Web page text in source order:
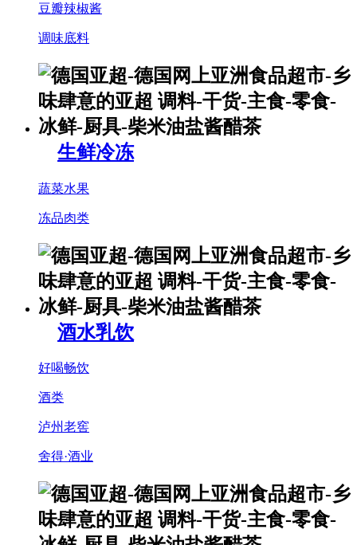
豆瓣辣椒酱
调味底料
生鲜冷冻
蔬菜水果
冻品肉类
酒水乳饮
好喝畅饮
酒类
泸州老窖
舍得·酒业